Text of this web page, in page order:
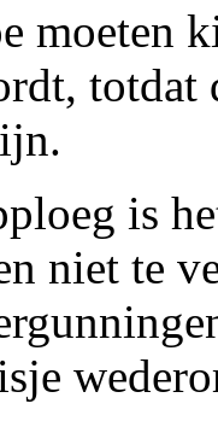
moeten
totdat
is
niet te